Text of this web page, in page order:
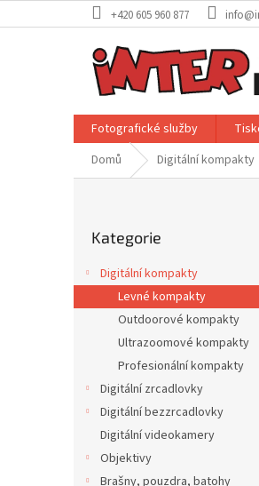
na
+420 605 960 877
Fotografické služby
Domů
Digitální kompakty
a
n
kategorie
Kategorie
Digitální kompakty
Levné kompakty
Outdoorové kompakty
Ultrazoomové kompakty
Profesionální kompakty
Digitální zrcadlovky
Digitální bezzrcadlovky
Digitální videokamery
Objektivy
Brašny, pouzdra, batohy